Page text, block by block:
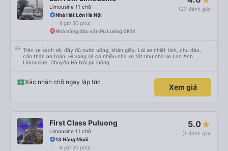
Limousine 11 chỗ
(27 đánh giá)
Nhà Hát Lớn Hà Nội
4 giờ 30 phút
Nhà hàng đặc sản Pù Luông 0KM
Trên xe sạch sẽ, đầy đủ nước uống, khăn giấy. Lái xe nhiệt tình, chu đáo,
cẩn thận an toàn. Hi vọng sẽ có nhiều nhà xe tốt như nhà xe Lan Anh
Limousine. Chuyến Hà Nội pù luông
Xác nhận chỗ ngay lập tức
Xem giá
First Class Puluong
Limousine 11 chỗ
5.0
(1 đánh giá)
13 Hàng Muối
4 giờ 30 phút